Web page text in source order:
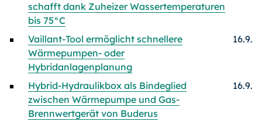
schafft dank Zuheizer Wassertemperaturen
bis 75°C
Vaillant-Tool ermöglicht schnellere
Wärmepumpen- oder
Hybridanlagenplanung
16.9.
Hybrid-Hydraulikbox als Bindeglied
zwischen Wärmepumpe und Gas-
Brennwertgerät von Buderus
16.9.